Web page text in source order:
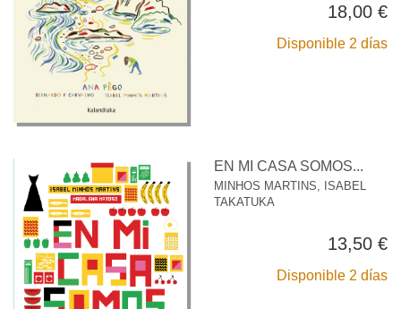
18,00 €
Disponible 2 días
EN MI CASA SOMOS...
MINHOS MARTINS, ISABEL
TAKATUKA
13,50 €
Disponible 2 días